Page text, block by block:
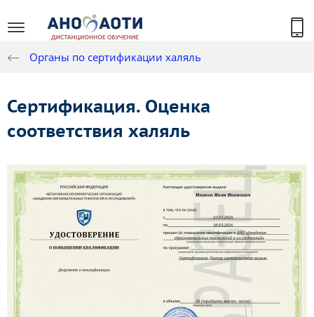
Органы по сертификации халяль
Сертификация. Оценка
соответствия халяль